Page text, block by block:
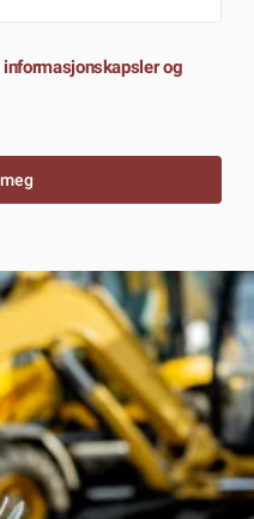
informasjonskapsler og